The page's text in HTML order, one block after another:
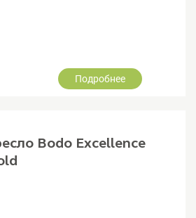
Подробнее
Bodo Excellence